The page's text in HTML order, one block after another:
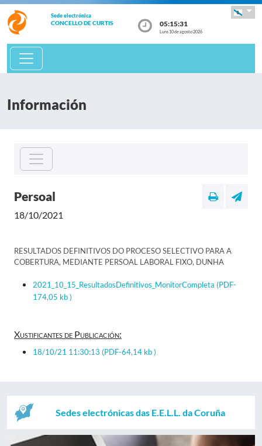
Sede electrónica
CONCELLO DE CURTIS 05:15:31
Luns 10 de agosto 2026
Información
Persoal
18/10/2021
RESULTADOS DEFINITIVOS DO PROCESO SELECTIVO PARA A
COBERTURA, MEDIANTE PERSOAL LABORAL FIXO, DUNHA
2021_10_15_ResultadosDefinitivos_MonitorCompleta (PDF-
174,05 kb )
Xustificantes de Publicación:
18/10/21 11:30:13 (PDF-64,14 kb )
Sedes electrónicas das E.E.L.L. da Coruña